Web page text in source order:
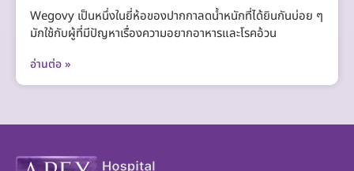
Wegovy เป็นหนึ่งในยี่ห้อของปากกาลดน้ำหนักที่ได้ยินกันบ่อย ๆ
มักใช้กับผู้ที่มีปัญหาเรื่องความอยากอาหารและโรคอ้วน
อ่านต่อ »